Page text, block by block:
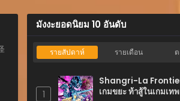
มังงะยอดนิยม 10 อันดับ
รายสัปดาห์ รายเดือน
1
Shangri-La Frontier เมื่อนัก
เกมขยะ ท้าสู้ในเกมเทพ